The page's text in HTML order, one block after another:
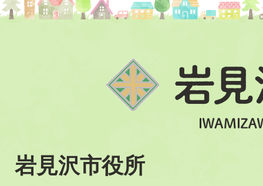
岩見沢市役所